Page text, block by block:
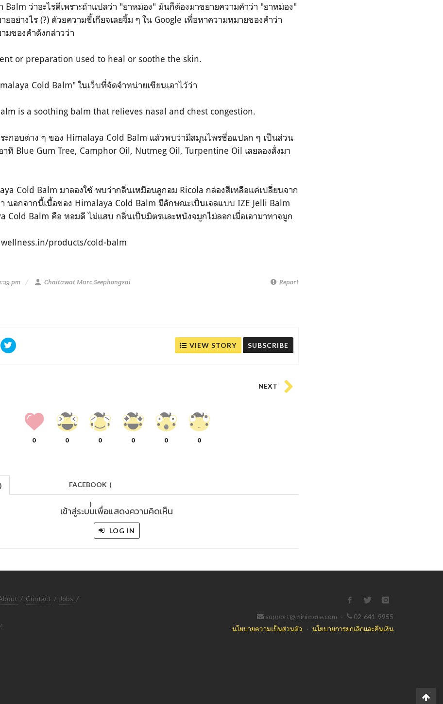
Balm ว่าอะไรดีเพราะถ้าแปลว่า "ยาหม่อง" มันก็ต้องมาขยายความคำว่า "ยาหม่อง"
อย่างไร (?) ด้วยความขี้เกียจเลยจิ้ม ๆ ใน Google เพื่อหาความหมายของคำว่า
ของคำดังกล่าวว่า
or preparation used to heal or soothe the skin.
Cold Balm" ในเว็บที่จัดจำหน่ายเขียนเอาไว้ว่า
is a soothing balm that relieves nasal and chest congestion.
ะกอบต่าง ๆ ของ Himalaya Cold Balm แล้วพบว่ามีสมุนไพรชื่อแปลก ๆ เป็นส่วน
าทิ Blue Gum Tree, Camphor Oil, Nutmeg Oil, Turpentine Oil เลยลองสั่งมา
Cold Balm มาลองใช้ พบว่ากลิ่นเหมือนลูกอม Ricola กล่องสีเหลือแค่เปลี่ยนจาก
นอกจากนี้เนื้อของ Himalaya Cold Balm มีลักษณะเป็นเจลแบบ IZE Jelli Balm
Cold Balm คือ หอมดี ไม่แสบ กลิ่นเป็นมิตรและหนังจมูกไม่ลอกเมื่อเอามาทาจมูก
products/cold-balm
pm Chaitawat Marc Seephongsai Report
VIEW STORY SUBSCRIBE
NEXT
0 0 0 0 0 0
FACEBOOK (
)
เข้าสู่ระบบเพื่อแสดงความคิดเห็น
LOG IN
/ Contact / Jobs /
support@minimore.com ·
02-641-9955
นโยบายความเป็นส่วนตัว · นโยบายการยกเลิกและคืนเงิน